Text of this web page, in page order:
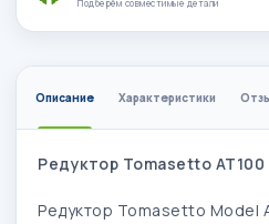
Описание Характеристики
Редуктор Tomasetto AT100
Редуктор Tomasetto Model